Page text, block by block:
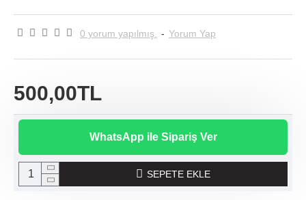
0 yorum yapılmış. - Yorum Yap
500,00TL
WhatsApp ile Sipariş Ver
SEPETE EKLE